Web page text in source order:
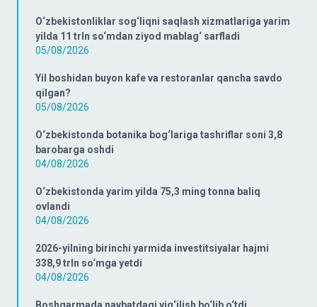
O‘zbekistonliklar sog‘liqni saqlash xizmatlariga yarim
yilda 11 trln so‘mdan ziyod mablag‘ sarfladi
05/08/2026
Yil boshidan buyon kafe va restoranlar qancha savdo
qilgan?
05/08/2026
O‘zbekistonda botanika bog‘lariga tashriflar soni 3,8
barobarga oshdi
04/08/2026
O‘zbekistonda yarim yilda 75,3 ming tonna baliq
ovlandi
04/08/2026
2026-yilning birinchi yarmida investitsiyalar hajmi
338,9 trln so‘mga yetdi
04/08/2026